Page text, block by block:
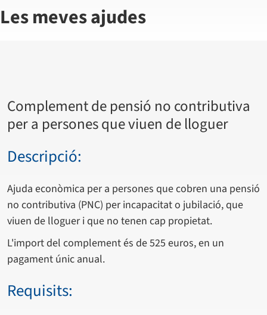
Les meves ajudes
Complement de pensió no contributiva
per a persones que viuen de lloguer
Descripció:
Ajuda econòmica per a persones que cobren una pensió
no contributiva (PNC) per incapacitat o jubilació, que
viuen de lloguer i que no tenen cap propietat.
L'import del complement és de 525 euros, en un
pagament únic anual.
Requisits: